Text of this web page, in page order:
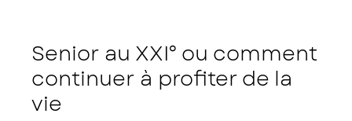
Senior au XXI° ou comment
continuer à profiter de la
vie